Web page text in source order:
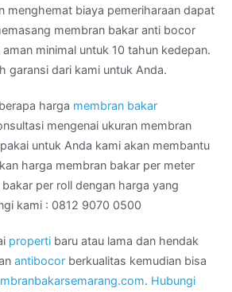
menghemat biaya pemeriharaan dapat
membran bakar anti bocor
minimal untuk 10 tahun kedepan.
garansi dari kami untuk Anda.
harga membran bakar
mengenai ukuran membran
untuk Anda kami akan membantu
harga membran bakar per meter
per roll dengan harga yang
kami : 0812 9070 0500
properti baru atau lama dan hendak
antibocor berkualitas kemudian bisa
. Hubungi